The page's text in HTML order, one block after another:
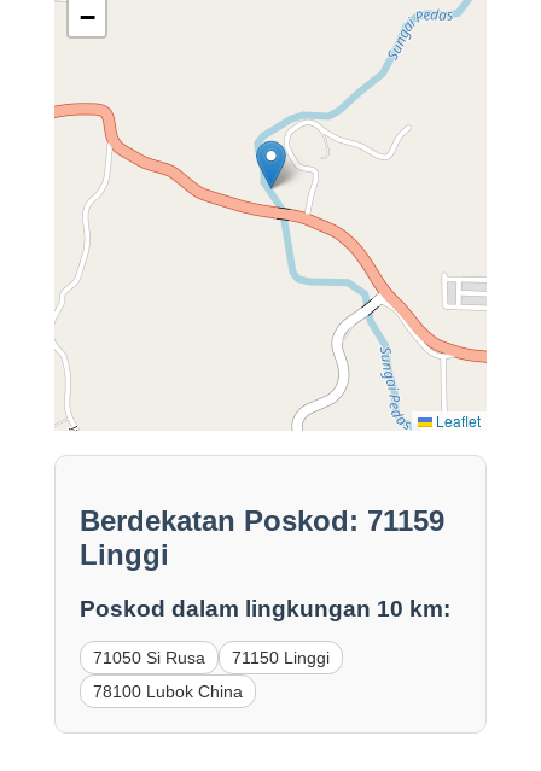
−
Leaflet
Berdekatan Poskod: 71159
Linggi
Poskod dalam lingkungan 10 km:
71050 Si Rusa
71150 Linggi
78100 Lubok China